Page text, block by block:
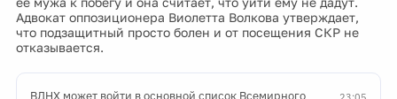
Адвокат оппозиционера Виолетта Волкова утверждает,
что подзащитный просто болен и от посещения СКР не
отказывается.
ВДНХ может войти в основной список Всемирного